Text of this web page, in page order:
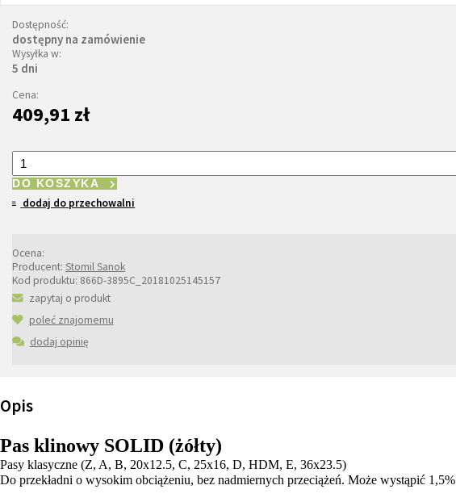
Dostępność:
dostępny na zamówienie
Wysyłka w:
5 dni
Cena:
409,91 zł
DO KOSZYKA
dodaj do przechowalni
Ocena:
Producent: Stomil Sanok
Kod produktu: 866D-3895C_20181025145157
zapytaj o produkt
poleć znajomemu
dodaj opinię
Opis
Pas klinowy SOLID (żółty)
Pasy klasyczne (Z, A, B, 20x12.5, C, 25x16, D, HDM, E, 36x23.5)
Do przekładni o wysokim obciążeniu, bez nadmiernych przeciążeń. Może wystąpić